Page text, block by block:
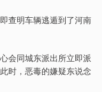
查明车辆逃遁到了河南
会同城东派出所立即派
时，恶毒的嫌疑东说念